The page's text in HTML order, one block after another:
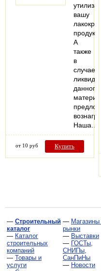
вашу
А
также
в
случае
данного
Наша…
от 10 руб Купить
— Строительный
каталог
— Каталог
строительных
компаний
— Товары и
услуги
— Магазины
рынки
— Выставки
— ГОСТы,
СНИПы,
СанПиНы
— Новости